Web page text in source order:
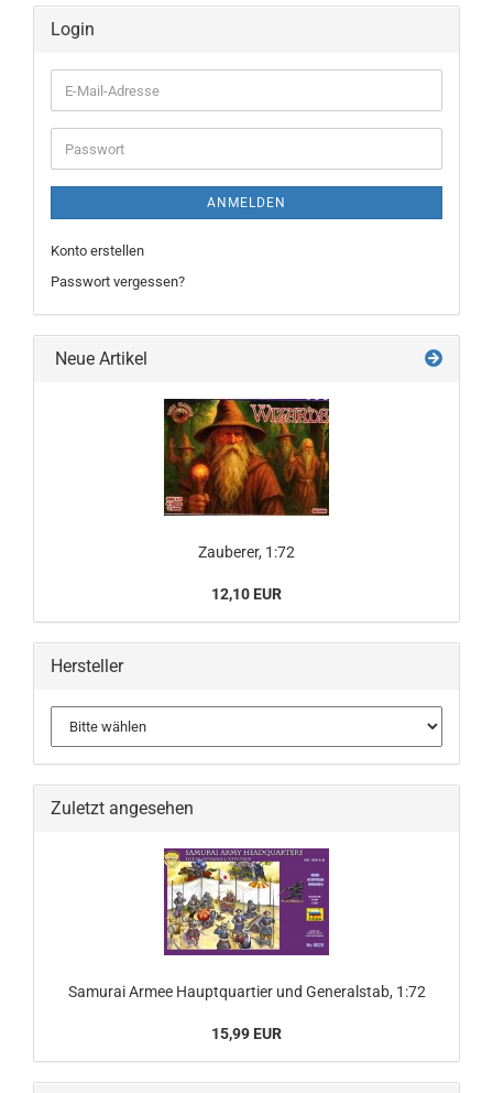
Login
E-
Mail-
Adresse
Passwort
ANMELDEN
Konto erstellen
Passwort vergessen?
Neue Artikel
Zauberer, 1:72
12,10 EUR
Hersteller
Zuletzt angesehen
Samurai Armee Hauptquartier und Generalstab, 1:72
15,99 EUR